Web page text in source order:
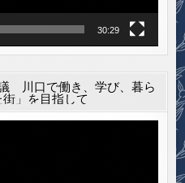
30:29
川口で働き、学び、暮ら
」を目指して